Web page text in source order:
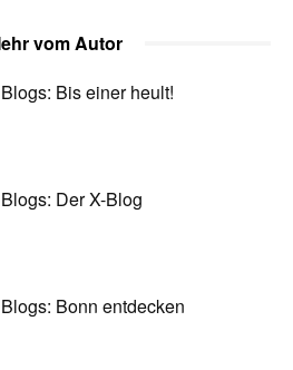
vom Autor
Bis einer heult!
Der X-Blog
Bonn entdecken